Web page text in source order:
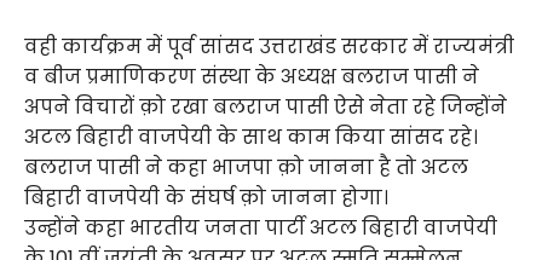
वही कार्यक्रम में पूर्व सांसद उत्तराखंड सरकार में राज्यमंत्री
व बीज प्रमाणिकरण संस्था के अध्यक्ष बलराज पासी ने
अपने विचारों क़ो रखा बलराज पासी ऐसे नेता रहे जिन्होंने
अटल बिहारी वाजपेयी के साथ काम किया सांसद रहे।
बलराज पासी ने कहा भाजपा क़ो जानना है तो अटल
बिहारी वाजपेयी के संघर्ष क़ो जानना होगा।
उन्होंने कहा भारतीय जनता पार्टी अटल बिहारी वाजपेयी